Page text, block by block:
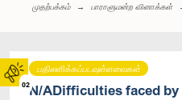
02
முதற்பக்கம் பாராளுமன்ற வினாக்கள்
பதிலளிக்கப்படவுள்ளவைகள்
N/ADifficulties faced